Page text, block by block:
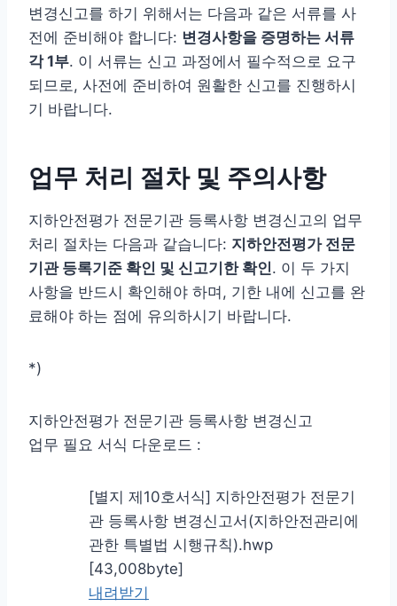
변경신고를 하기 위해서는 다음과 같은 서류를 사
전에 준비해야 합니다: 변경사항을 증명하는 서류
각 1부. 이 서류는 신고 과정에서 필수적으로 요구
되므로, 사전에 준비하여 원활한 신고를 진행하시
기 바랍니다.
업무 처리 절차 및 주의사항
지하안전평가 전문기관 등록사항 변경신고의 업무
처리 절차는 다음과 같습니다: 지하안전평가 전문
기관 등록기준 확인 및 신고기한 확인. 이 두 가지
사항을 반드시 확인해야 하며, 기한 내에 신고를 완
료해야 하는 점에 유의하시기 바랍니다.
*)
지하안전평가 전문기관 등록사항 변경신고
업무 필요 서식 다운로드 :
[별지 제10호서식] 지하안전평가 전문기
관 등록사항 변경신고서(지하안전관리에
관한 특별법 시행규칙).hwp
[43,008byte]
내려받기